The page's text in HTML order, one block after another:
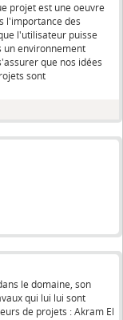
projet est une oeuvre
l'importance des
l'utilisateur puisse
un environnement
que nos idées
sont
le domaine, son
qui lui lui sont
de projets : Akram El